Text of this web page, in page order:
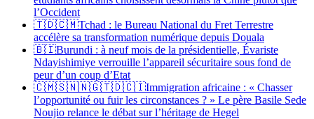
l’Occident
🇹🇩🇨🇲Tchad : le Bureau National du Fret Terrestre
accélère sa transformation numérique depuis Douala
🇧🇮Burundi : à neuf mois de la présidentielle, Évariste
Ndayishimiye verrouille l’appareil sécuritaire sous fond de
peur d’un coup d’Etat
🇨🇲🇸🇳🇳🇬🇹🇩🇨🇮Immigration africaine : « Chasser
l’opportunité ou fuir les circonstances ? » Le père Basile Sede
Noujio relance le débat sur l’héritage de Hegel